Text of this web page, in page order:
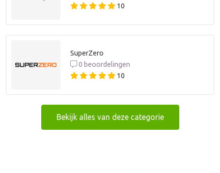
10
SuperZero
0 beoordelingen
10
Bekijk alles van deze categorie